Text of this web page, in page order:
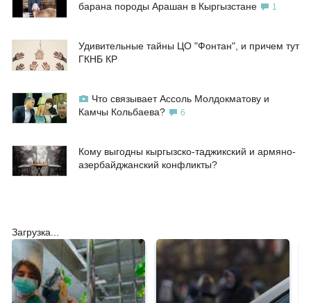
барана породы Арашан в Кыргызстане
1
Удивительные тайны ЦО "Фонтан", и причем тут
ГКНБ КР
Что связывает Ассоль Молдокматову и
Камчы Кольбаева?
6
Кому выгодны кыргызско-таджикский и армяно-
азербайджанский конфликты?
Загрузка...